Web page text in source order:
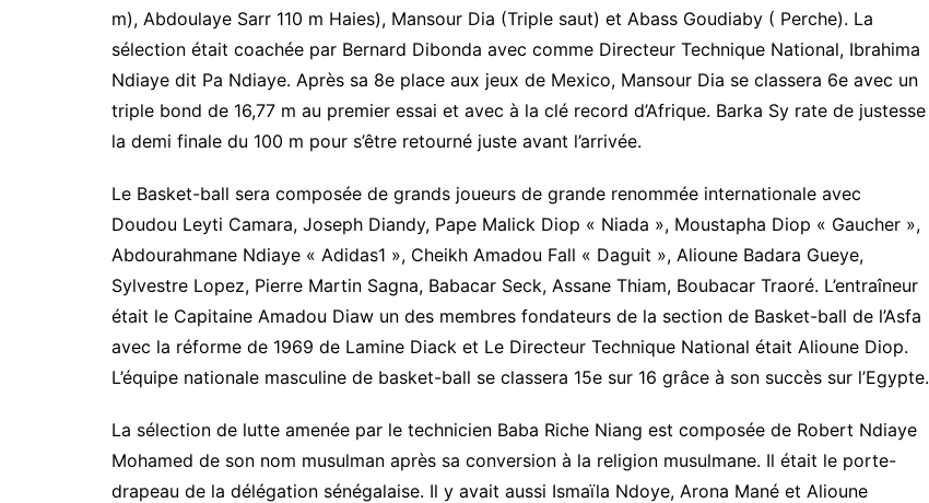
m), Abdoulaye Sarr 110 m Haies), Mansour Dia (Triple saut) et Abass Goudiaby ( Perche). La
sélection était coachée par Bernard Dibonda avec comme Directeur Technique National, Ibrahima
Ndiaye dit Pa Ndiaye. Après sa 8e place aux jeux de Mexico, Mansour Dia se classera 6e avec un
triple bond de 16,77 m au premier essai et avec à la clé record d’Afrique. Barka Sy rate de justesse
la demi finale du 100 m pour s’être retourné juste avant l’arrivée.
Le Basket-ball sera composée de grands joueurs de grande renommée internationale avec
Doudou Leyti Camara, Joseph Diandy, Pape Malick Diop « Niada », Moustapha Diop « Gaucher »,
Abdourahmane Ndiaye « Adidas1 », Cheikh Amadou Fall « Daguit », Alioune Badara Gueye,
Sylvestre Lopez, Pierre Martin Sagna, Babacar Seck, Assane Thiam, Boubacar Traoré. L’entraîneur
était le Capitaine Amadou Diaw un des membres fondateurs de la section de Basket-ball de l’Asfa
avec la réforme de 1969 de Lamine Diack et Le Directeur Technique National était Alioune Diop.
L’équipe nationale masculine de basket-ball se classera 15e sur 16 grâce à son succès sur l’Egypte.
La sélection de lutte amenée par le technicien Baba Riche Niang est composée de Robert Ndiaye
Mohamed de son nom musulman après sa conversion à la religion musulmane. Il était le porte-
drapeau de la délégation sénégalaise. Il y avait aussi Ismaïla Ndoye, Arona Mané et Alioune